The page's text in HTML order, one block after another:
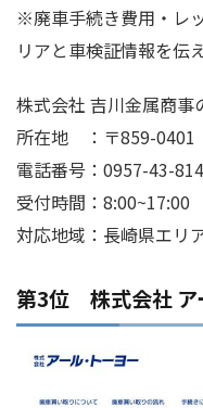
※廃車手続き費用・レ
リアと車検証情報を伝
株式会社 吉川金属商事
所在地 ：〒859-0401
電話番号：0957-43-
受付時間：8:00~17:00
対応地域：長崎県エリ
第3位 株式会社 ア